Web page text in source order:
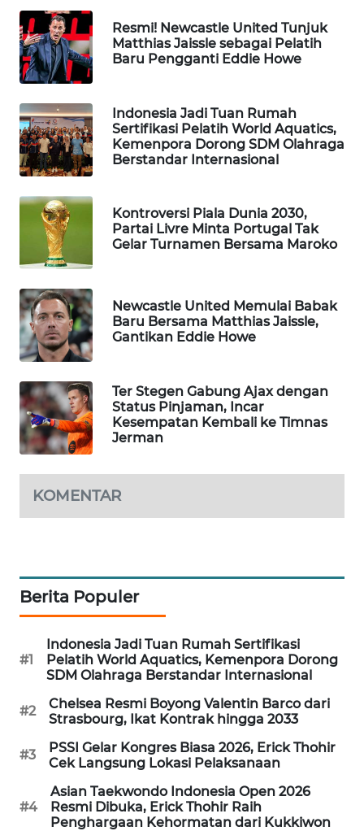
Resmi! Newcastle United Tunjuk
Matthias Jaissle sebagai Pelatih
Baru Pengganti Eddie Howe
Indonesia Jadi Tuan Rumah
Sertifikasi Pelatih World Aquatics,
Kemenpora Dorong SDM Olahraga
Berstandar Internasional
Kontroversi Piala Dunia 2030,
Partai Livre Minta Portugal Tak
Gelar Turnamen Bersama Maroko
Newcastle United Memulai Babak
Baru Bersama Matthias Jaissle,
Gantikan Eddie Howe
Ter Stegen Gabung Ajax dengan
Status Pinjaman, Incar
Kesempatan Kembali ke Timnas
Jerman
KOMENTAR
Berita Populer
#1
Indonesia Jadi Tuan Rumah Sertifikasi
Pelatih World Aquatics, Kemenpora Dorong
SDM Olahraga Berstandar Internasional
#2
Chelsea Resmi Boyong Valentin Barco dari
Strasbourg, Ikat Kontrak hingga 2033
#3
PSSI Gelar Kongres Biasa 2026, Erick Thohir
Cek Langsung Lokasi Pelaksanaan
#4
Asian Taekwondo Indonesia Open 2026
Resmi Dibuka, Erick Thohir Raih
Penghargaan Kehormatan dari Kukkiwon
WAHANA
TRAVEL
WAHANA
WAHANANEWS
ID
WAHANANEWS
CO ID
WAHANANEWS
NET
WAHANA
SPORT
UMKM
WAHANA
SELEB
WAHANA
WAHANA
WAHANA
WISATA
LAPAK
WAHANA
Wahana